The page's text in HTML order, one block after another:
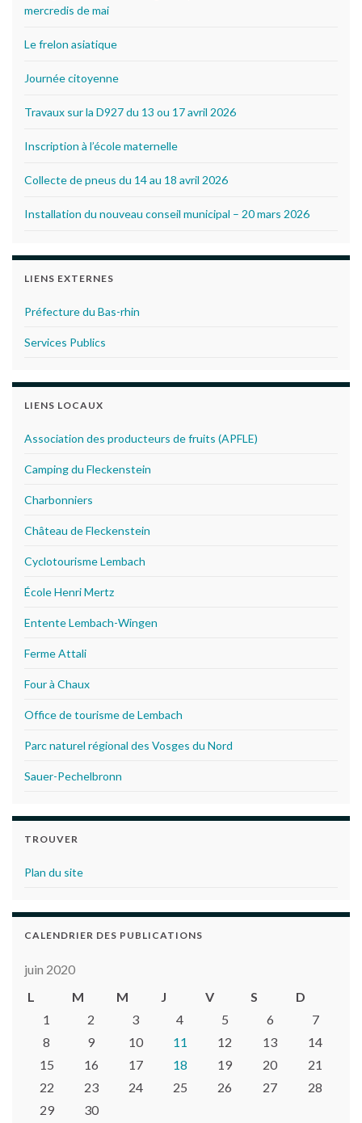
mercredis de mai
Le frelon asiatique
Journée citoyenne
Travaux sur la D927 du 13 ou 17 avril 2026
Inscription à l’école maternelle
Collecte de pneus du 14 au 18 avril 2026
Installation du nouveau conseil municipal – 20 mars 2026
LIENS EXTERNES
Préfecture du Bas-rhin
Services Publics
LIENS LOCAUX
Association des producteurs de fruits (APFLE)
Camping du Fleckenstein
Charbonniers
Château de Fleckenstein
Cyclotourisme Lembach
École Henri Mertz
Entente Lembach-Wingen
Ferme Attali
Four à Chaux
Office de tourisme de Lembach
Parc naturel régional des Vosges du Nord
Sauer-Pechelbronn
TROUVER
Plan du site
CALENDRIER DES PUBLICATIONS
juin 2020
L
M M J V S
D
1
2 3 4 5 6
7
8
9 10 11 12 13
14
15
16 17 18 19 20
21
22
23 24 25 26 27
28
29
30